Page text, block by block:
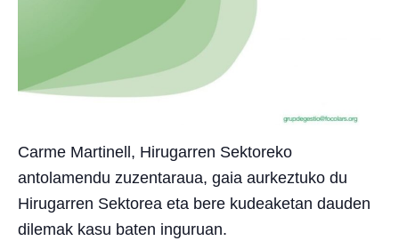
Carme Martinell, Hirugarren Sektoreko
antolamendu zuzentaraua, gaia aurkeztuko du
Hirugarren Sektorea eta bere kudeaketan dauden
dilemak kasu baten inguruan.